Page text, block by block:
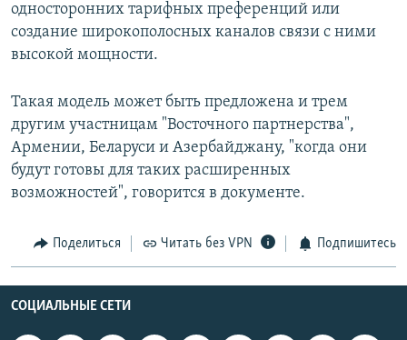
односторонних тарифных преференций или
создание широкополосных каналов связи с ними
высокой мощности.
Такая модель может быть предложена и трем
другим участницам "Восточного партнерства",
Армении, Беларуси и Азербайджану, "когда они
будут готовы для таких расширенных
возможностей", говорится в документе.
Поделиться Читать без VPN Подпишитесь
СОЦИАЛЬНЫЕ СЕТИ